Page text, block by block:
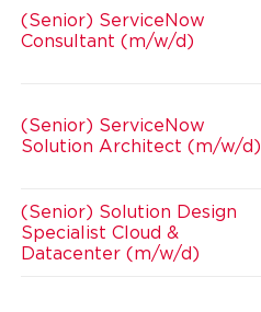
(Senior) ServiceNow
Consultant (m/w/d)
(Senior) ServiceNow
Solution Architect (m/w/d)
(Senior) Solution Design
Specialist Cloud &
Datacenter (m/w/d)